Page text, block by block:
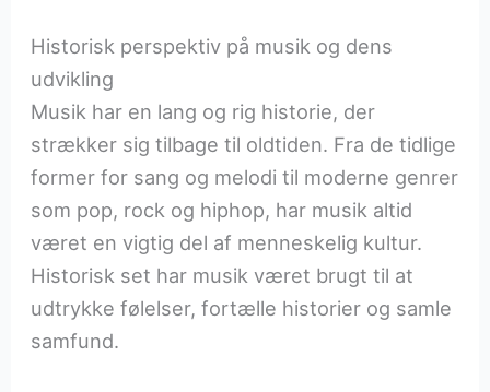
Historisk perspektiv på musik og dens
udvikling
Musik har en lang og rig historie, der
strækker sig tilbage til oldtiden. Fra de tidlige
former for sang og melodi til moderne genrer
som pop, rock og hiphop, har musik altid
været en vigtig del af menneskelig kultur.
Historisk set har musik været brugt til at
udtrykke følelser, fortælle historier og samle
samfund.